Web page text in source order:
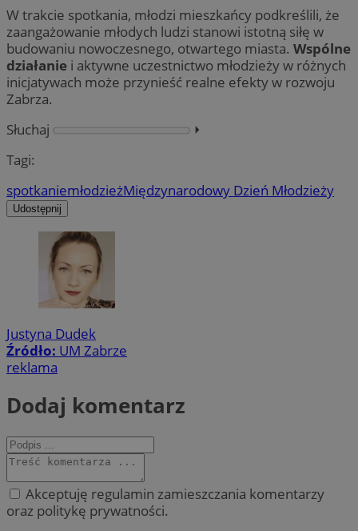
W trakcie spotkania, młodzi mieszkańcy podkreślili, że
zaangażowanie młodych ludzi stanowi istotną siłę w
budowaniu nowoczesnego, otwartego miasta. Wspólne
działanie i aktywne uczestnictwo młodzieży w różnych
inicjatywach może przynieść realne efekty w rozwoju
Zabrza.
Słuchaj
⏵︎
Tagi:
spotkaniemłodzieżMiędzynarodowy Dzień Młodzieży
Udostępnij
Justyna Dudek
Źródło: UM Zabrze
reklama
Dodaj komentarz
Akceptuję regulamin zamieszczania komentarzy
oraz politykę prywatności.